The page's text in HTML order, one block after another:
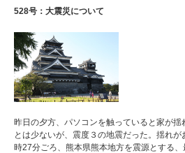
528号：大震災について
昨日の夕方、パソコンを触っていると家が揺
とは少ないが、震度３の地震だった。揺れ
時27分ごろ、熊本県熊本地方を震源とする、